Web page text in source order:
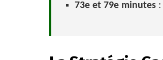
73e et 79e minutes